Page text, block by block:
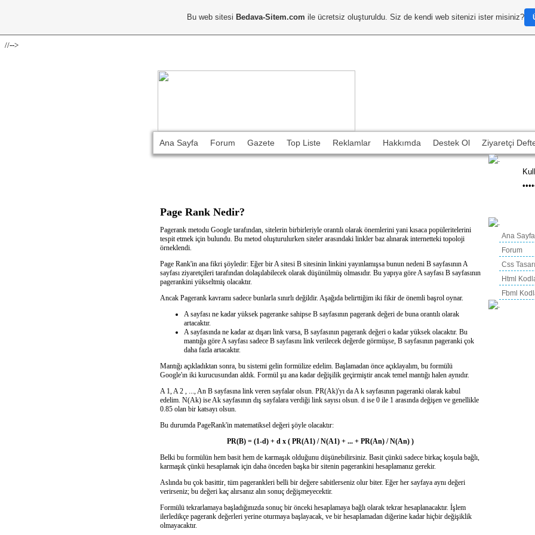
//-->
Ana Sayfa Forum Gazete Top Liste Reklamlar Hakkımda Destek Ol Ziyaretçi
Page Rank Nedir?
Pagerank metodu Google tarafından, sitelerin birbirleriyle orantılı olarak önemlerini yani kısaca popüleritelerini
tespit etmek için bulundu. Bu metod oluşturulurken siteler arasındaki linkler baz alınarak internetteki topoloji
örneklendi.
Page Rank'in ana fikri şöyledir: Eğer bir A sitesi B sitesinin linkini yayınlamışsa bunun nedeni B sayfasının A
sayfası ziyaretçileri tarafından dolaşılabilecek olarak düşünülmüş olmasıdır. Bu yapıya göre A sayfası B sayfasının
pagerankini yükseltmiş olacaktır.
Ancak Pagerank kavramı sadece bunlarla sınırlı değildir. Aşağıda belirttiğim iki fikir de önemli başrol oynar.
A sayfası ne kadar yüksek pageranke sahipse B sayfasının pagerank değeri de buna orantılı olarak
artacaktır.
A sayfasında ne kadar az dışarı link varsa, B sayfasının pagerank değeri o kadar yüksek olacaktır. Bu
mantığa göre A sayfası sadece B sayfasını link verilecek değerde görmüşse, B sayfasının pageranki çok
daha fazla artacaktır.
Mantığı açıkladıktan sonra, bu sistemi gelin formülize edelim. Başlamadan önce açıklayalım, bu formülü
Google'ın iki kurucusundan aldık. Formül şu ana kadar değişilik geçirmiştir ancak temel mantığı halen aynıdır.
A 1, A 2 , ..., An B sayfasına link veren sayfalar olsun. PR(Ak)'yı da A k sayfasının pageranki olarak kabul
edelim. N(Ak) ise Ak sayfasının dış sayfalara verdiği link sayısı olsun. d ise 0 ile 1 arasında değişen ve genellikle
0.85 olan bir katsayı olsun.
Bu durumda PageRank'in matematiksel değeri şöyle olacaktır:
PR(B) = (1-d) + d x ( PR(A1) / N(A1) + ... + PR(An) / N(An) )
Belki bu formülün hem basit hem de karmaşık olduğunu düşünebilirsiniz. Basit çünkü sadece birkaç koşula bağlı,
karmaşık çünkü hesaplamak için daha önceden başka bir sitenin pagerankini hesaplamanız gerekir.
Aslında bu çok basittir, tüm pagerankleri belli bir değere sabitlerseniz olur biter. Eğer her sayfaya aynı değeri
verirseniz; bu değeri kaç alırsanız alın sonuç değişmeyecektir.
Formülü tekrarlamaya başladığınızda sonuç bir önceki hesaplamaya bağlı olarak tekrar hesaplanacaktır. İşlem
ilerledikçe pagerank değerleri yerine oturmaya başlayacak, ve bir hesaplamadan diğerine kadar hiçbir değişiklik
olmayacaktır.
Ana Sayfa
Forum
Css
Html
Fbml
Bu web sitesi Bedava-Sitem.com ile ücretsiz oluşturuldu. Siz de kendi web sitenizi ister misiniz?